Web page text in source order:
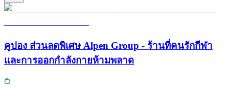
คูปอง ส่วนลดพิเศษ Alpen Group - ร้านที่คนรักกีฬา
และการออกกำลังกายห้ามพลาด